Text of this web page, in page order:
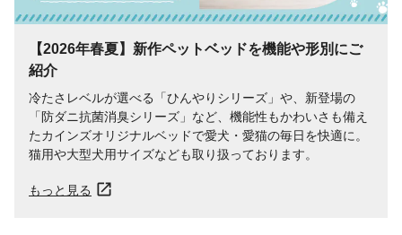
【2026年春夏】新作ペットベッドを​機能や​形別に​ご
紹介
冷たさレベルが​選べる​「ひんやりシリーズ」や、​新登場の​
「防ダニ抗菌消臭シリーズ」など、​機能性も​かわいさも​備え
た​カインズオリジナルベッドで​愛犬・愛猫の​毎日を​快適に。​
猫用や​大型犬用サイズなども​取り​扱っております。​
もっと見る